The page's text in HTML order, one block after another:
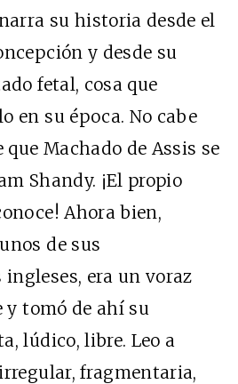
su historia desde el
y desde su
fetal, cosa que
en su época. No cabe
Machado de Assis se
Shandy. ¡El propio
Ahora bien,
de sus
era un voraz
y tomó de ahí su
lúdico, libre. Leo a
fragmentaria,